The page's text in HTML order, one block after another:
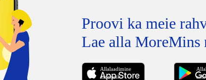
Proovi ka meie
Lae alla MoreMins
Allalaadimine
aadressilt